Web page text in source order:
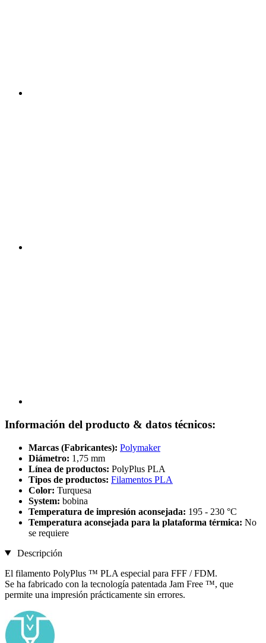
Información del producto & datos técnicos:
Marcas (Fabricantes): Polymaker
Diámetro: 1,75 mm
Línea de productos: PolyPlus PLA
Tipos de productos: Filamentos PLA
Color: Turquesa
System: bobina
Temperatura de impresión aconsejada: 195 - 230 °C
Temperatura aconsejada para la plataforma térmica: No
se requiere
Descripción
El filamento PolyPlus ™ PLA especial para FFF / FDM.
Se ha fabricado con la tecnología patentada Jam Free ™, que
permite una impresión prácticamente sin errores.